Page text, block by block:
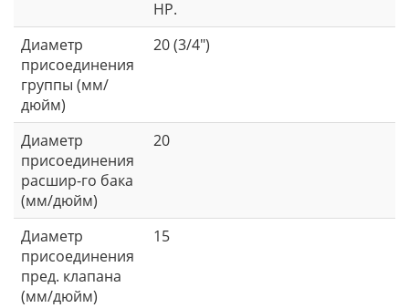
НР.
Диаметр
присоединения
группы (мм/
дюйм)
20 (3/4")
Диаметр
присоединения
расшир-го бака
(мм/дюйм)
20
Диаметр
присоединения
пред. клапана
(мм/дюйм)
15